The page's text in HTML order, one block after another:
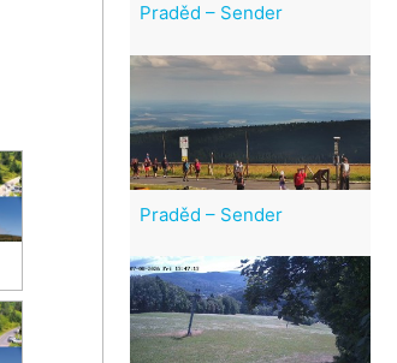
Praděd – Sender
Praděd – Sender